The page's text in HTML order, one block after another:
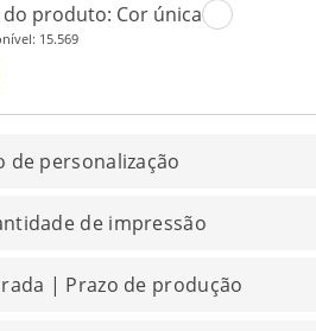
do produto: Cor única
15.569
de personalização
de impressão
| Prazo de produção